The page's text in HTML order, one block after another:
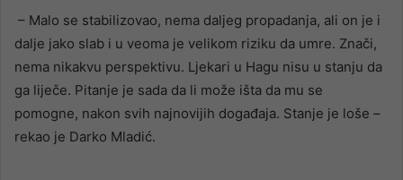
– Malo se stabilizovao, nema daljeg propadanja, ali on je i
dalje jako slab i u veoma je velikom riziku da umre. Znači,
nema nikakvu perspektivu. Ljekari u Hagu nisu u stanju da
ga liječe. Pitanje je sada da li može išta da mu se
pomogne, nakon svih najnovijih događaja. Stanje je loše –
rekao je Darko Mladić.